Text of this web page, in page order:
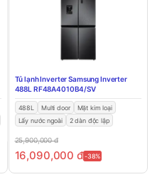
Tủ lạnh Inverter Samsung Inverter
488L RF48A4010B4/SV
488L Multi door
Mặt kim loại
Lấy nước ngoài
2 dàn độc lập
25,900,000đ
16,090,000 đ-38%